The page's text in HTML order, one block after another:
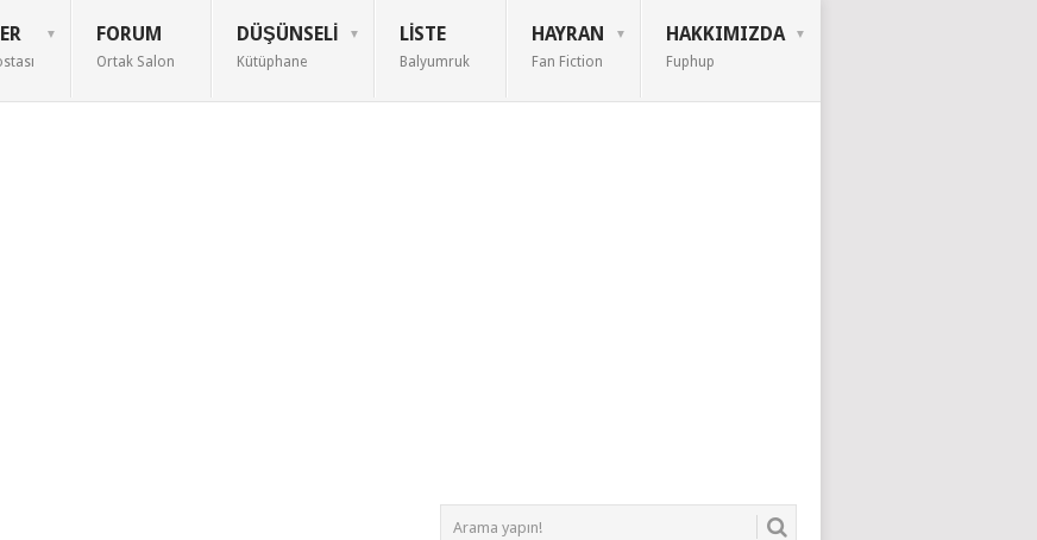
FORUM
Ortak Salon
DÜŞÜNSELI
Kütüphane
LISTE
Balyumruk
HAYRAN
Fan Fiction
HAKKIMIZDA
Fuphup